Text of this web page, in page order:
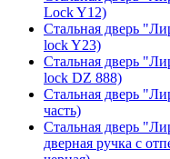
Lock Y12)
Стальная дверь
lock Y23)
Стальная дверь
lock DZ 888)
Стальная дверь
часть)
Стальная дверь
дверная ручка с